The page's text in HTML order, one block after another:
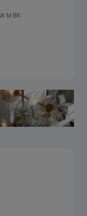
M BK